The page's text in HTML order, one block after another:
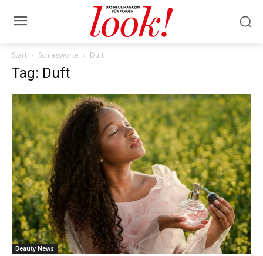
Start Schlagworte Duft
Tag: Duft
Beauty News